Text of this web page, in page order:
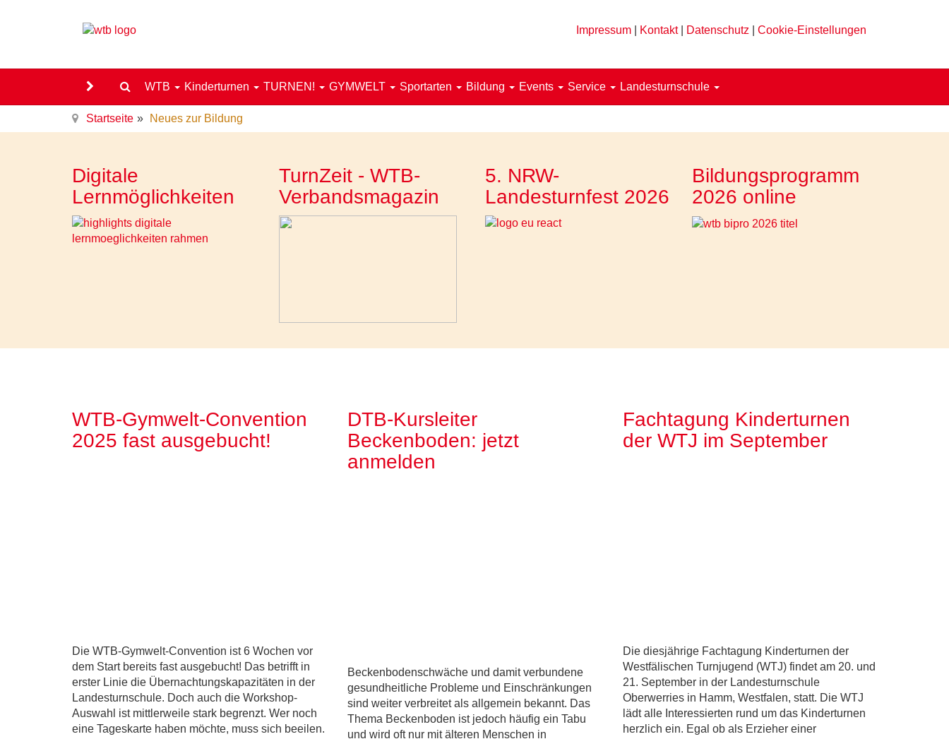
Impressum Kontakt| Datenschutz Cookie-Einstellungen
WTB Kinderturnen TURNEN! GYMWELT Sportarten Bildung Events Service Landesturnschule
Startseite Neues zur Bildung
Digitale
Lernmöglichkeiten
TurnZeit - WTB-
Verbandsmagazin
5. NRW-
Landesturnfest 2026
Bildungsprogramm
2026 online
WTB-Gymwelt-Convention
2025 fast ausgebucht!
Die WTB-Gymwelt-Convention ist 6 Wochen vor
dem Start bereits fast ausgebucht! Das betrifft in
erster Linie die Übernachtungskapazitäten in der
Landesturnschule. Doch auch die Workshop-
Auswahl ist mittlerweile stark begrenzt. Wer noch
eine Tageskarte haben möchte, muss sich beeilen.
DTB-Kursleiter
Beckenboden: jetzt
anmelden
Beckenbodenschwäche und damit verbundene
gesundheitliche Probleme und Einschränkungen
sind weiter verbreitet als allgemein bekannt. Das
Thema Beckenboden ist jedoch häufig ein Tabu
und wird oft nur mit älteren Menschen in
Fachtagung Kinderturnen
der WTJ im September
Die diesjährige Fachtagung Kinderturnen der
Westfälischen Turnjugend (WTJ) findet am 20. und
21. September in der Landesturnschule
Oberwerries in Hamm, Westfalen, statt. Die WTJ
lädt alle Interessierten rund um das Kinderturnen
herzlich ein. Egal ob als Erzieher einer